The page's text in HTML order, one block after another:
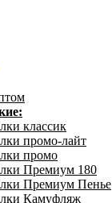
классик
промо-лайт
промо
Премиум 180
Премиум Пенье
Камуфляж